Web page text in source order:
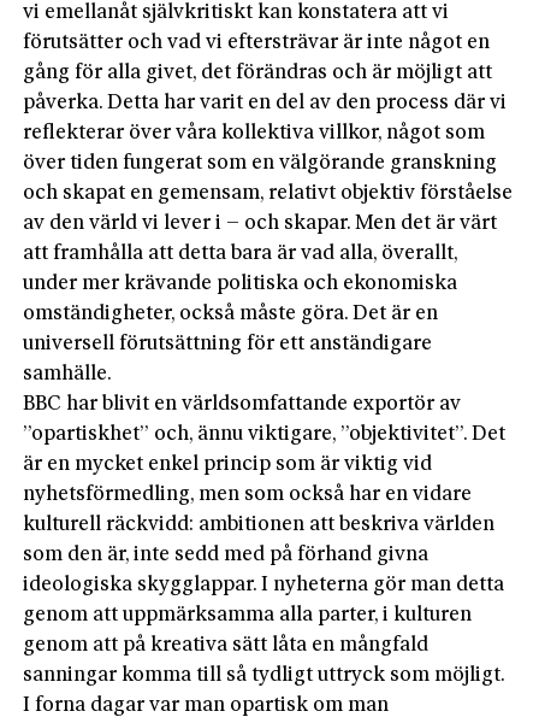
vi emellanåt självkritiskt kan konstatera att vi
förutsätter och vad vi eftersträvar är inte något en
gång för alla givet, det förändras och är möjligt att
påverka. Detta har varit en del av den process där vi
reflekterar över våra kollektiva villkor, något som
över tiden fungerat som en välgörande granskning
och skapat en gemensam, relativt objektiv förståelse
av den värld vi lever i – och skapar. Men det är värt
att framhålla att detta bara är vad alla, överallt,
under mer krävande politiska och ekonomiska
omständigheter, också måste göra. Det är en
universell förutsättning för ett anständigare
samhälle.
BBC har blivit en världsomfattande exportör av
”opartiskhet” och, ännu viktigare, ”objektivitet”. Det
är en mycket enkel princip som är viktig vid
nyhetsförmedling, men som också har en vidare
kulturell räckvidd: ambitionen att beskriva världen
som den är, inte sedd med på förhand givna
ideologiska skygglappar. I nyheterna gör man detta
genom att uppmärksamma alla parter, i kulturen
genom att på kreativa sätt låta en mångfald
sanningar komma till så tydligt uttryck som möjligt.
I forna dagar var man opartisk om man